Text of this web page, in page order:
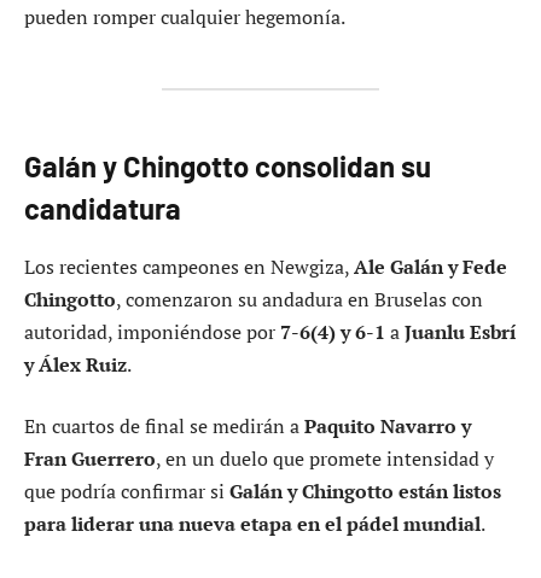
pueden romper cualquier hegemonía.
Galán y Chingotto consolidan su
candidatura
Los recientes campeones en Newgiza,Ale Galán y Fede
Chingotto, comenzaron su andadura en Bruselas con
autoridad, imponiéndose por7-6(4) y 6-1 aJuanlu Esbrí
y Álex Ruiz.
En cuartos de final se medirán aPaquito Navarro y
Fran Guerrero, en un duelo que promete intensidad y
que podría confirmar si Galán y Chingotto están listos
para liderar una nueva etapa en el pádel mundial.